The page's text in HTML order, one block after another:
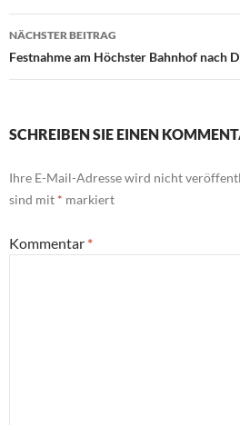
NÄCHSTER BEITRAG
Festnahme am Höchster Bahnhof nach
SCHREIBEN SIE EINEN
Ihre E-Mail-Adresse wird nicht
sind mit * markiert
Kommentar *